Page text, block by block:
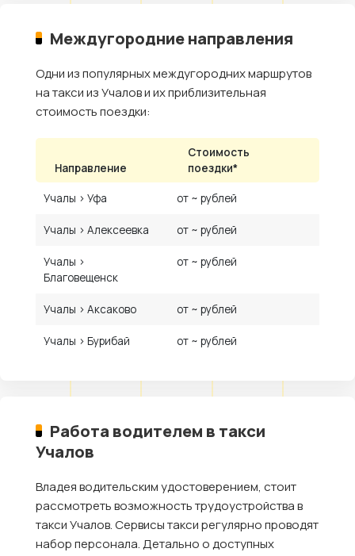
Междугородние направления
Одни из популярных междугородних маршрутов
на такси из Учалов и их приблизительная
стоимость поездки:
Направление
Стоимость
поездки*
Учалы › Уфа от ~ рублей
Учалы › Алексеевка от ~ рублей
Учалы ›
Благовещенск
от ~ рублей
Учалы › Аксаково от ~ рублей
Учалы › Бурибай от ~ рублей
Работа водителем в такси
Учалов
Владея водительским удостоверением, стоит
рассмотреть возможность трудоустройства в
такси Учалов. Сервисы такси регулярно проводят
набор персонала. Детально о доступных